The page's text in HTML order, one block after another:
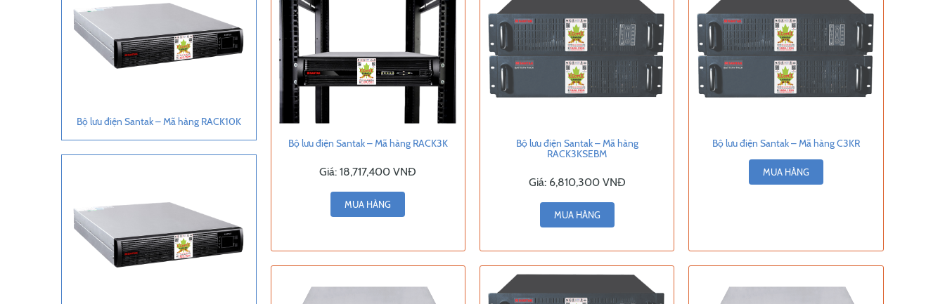
Bộ lưu điện Santak – Mã hàng RACK10K
Bộ lưu điện Santak – Mã hàng RACK3K
Giá:18,717,400 VNĐ
MUA HÀNG
Bộ lưu điện Santak – Mã hàng
RACK3KSEBM
Giá: 6,810,300 VNĐ
MUA HÀNG
Bộ lưu điện Santak – Mã hàng C3KR
MUA HÀNG